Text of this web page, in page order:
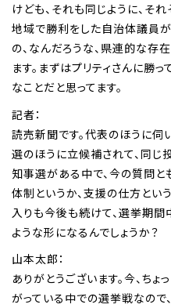
けども、それも同じように、そ
地域で勝利をした自治体議員
の、なんだろうな、県連的な存
ます。まずはプリティさんに勝
なことだと思ってます。
記者：
読売新聞です。代表のほうに伺
選のほうに立候補されて、同じ
知事選がある中で、今の質問と
体制というか、支援の仕方とい
入りも今後も続けて、選挙期間
ような形になるんでしょうか？
山本太郎：
ありがとうございます。今、ち
がっている中での選挙戦なので